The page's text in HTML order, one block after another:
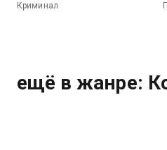
Криминал
ещё в жанре: